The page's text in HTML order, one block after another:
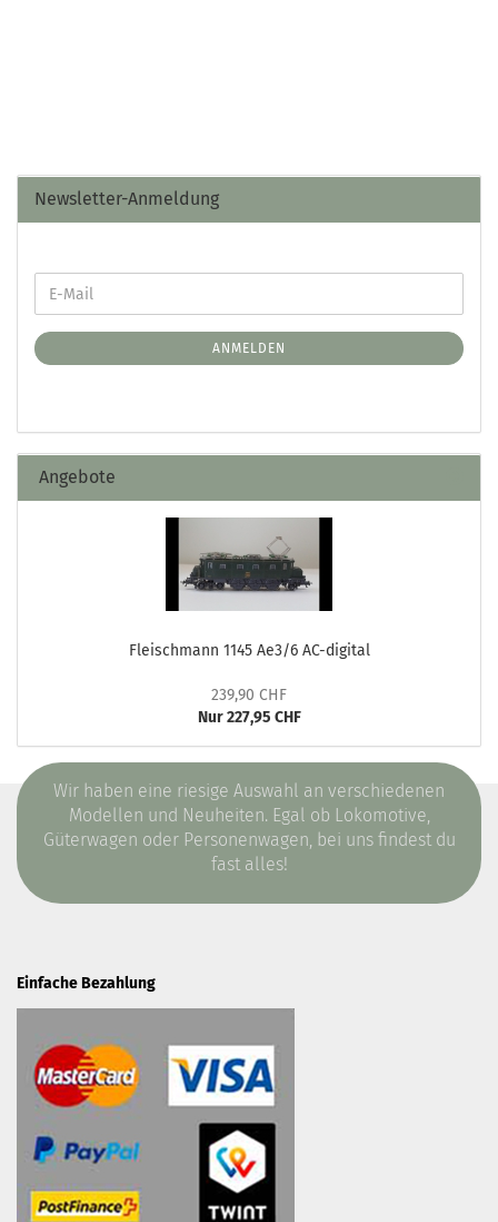
Newsletter-Anmeldung
ANMELDEN
Angebote
Fleischmann 1145 Ae3/6 AC-digital
239,90 CHF
Nur 227,95 CHF
Wir haben eine riesige Auswahl an verschiedenen
Modellen und Neuheiten. Egal ob Lokomotive,
Güterwagen oder Personenwagen, bei uns findest du
fast alles!
Einfache Bezahlung